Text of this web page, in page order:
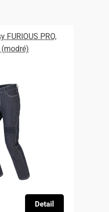
FURIOUS PRO,
(modré)
Detail